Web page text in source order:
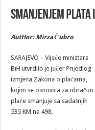
Smanjenjem
AutHor: Mirza Čubro
SARAJEVO – Vijeće ministara
BiH utvrdilo je jučer Prijedlog
izmjena Zakona o plaćama,
kojim se osnovica za obračun
plaće smanjuje sa sadašnjih
535 KM na 498.